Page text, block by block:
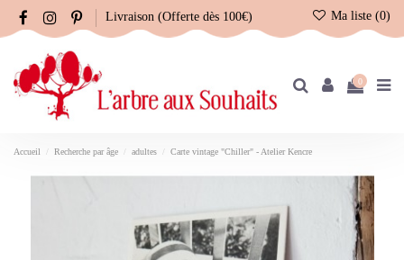
Livraison (Offerte dès 100€) Ma liste (0)
0
Accueil Recherche par âge adultes Carte vintage "Chiller" - Atelier Kencre